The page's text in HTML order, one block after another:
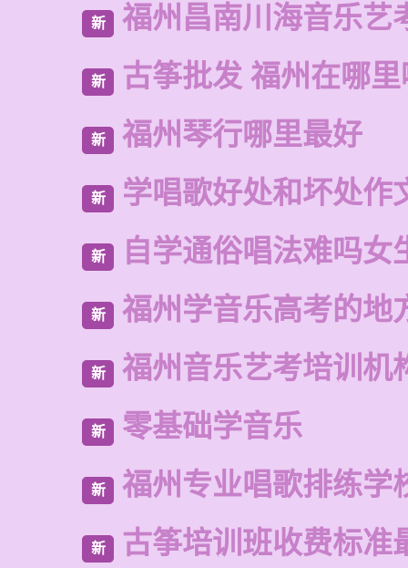
新 福州昌南川海音乐艺
新 古筝批发 福州在哪
新 福州琴行哪里最好
新 学唱歌好处和坏处作
新 自学通俗唱法难吗女
新 福州学音乐高考的地
新 福州音乐艺考培训机
新 零基础学音乐
新 福州专业唱歌排练学
新 古筝培训班收费标准